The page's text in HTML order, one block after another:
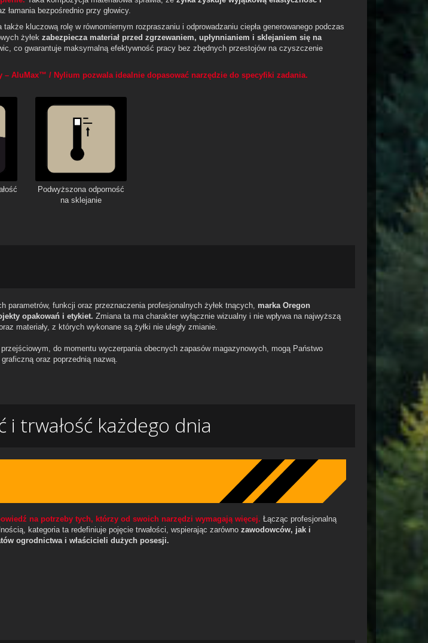
bezpośrednio przy głowicy.
kluczową rolę w równomiernym rozpraszaniu i odprowadzaniu ciepła generowanego podczas
żyłek zabezpiecza materiał przed zgrzewaniem, upłynnianiem i sklejaniem się na
co gwarantuje maksymalną efektywność pracy bez zbędnych przestojów na czyszczenie
AluMax™ / Nylium pozwala idealnie dopasować narzędzie do specyfiki zadania.
Podwyższona odporność
na sklejanie
funkcji oraz przeznaczenia profesjonalnych żyłek tnących, marka Oregon
opakowań i etykiet. Zmiana ta ma charakter wyłącznie wizualny i nie wpływa na najwyższą
materiały, z których wykonane są żyłki nie uległy zmianie.
do momentu wyczerpania obecnych zapasów magazynowych, mogą Państwo
oraz poprzednią nazwą.
trwałość każdego dnia
na potrzeby tych, którzy od swoich narzędzi wymagają więcej. Łącząc profesjonalną
kategoria ta redefiniuje pojęcie trwałości, wspierając zarówno zawodowców, jak i
ogrodnictwa i właścicieli dużych posesji.